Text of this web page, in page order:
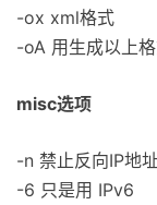
-ox xml格式
-oA 用 生成以上
misc选项
-n 禁止反向IP地
-6 只是用 IPv6